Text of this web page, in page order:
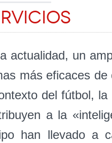
actualidad, un
más eficaces
del fútbol, la
a la
han llevado a